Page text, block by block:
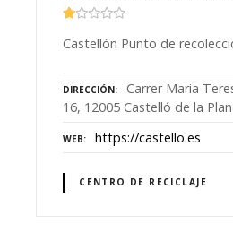
Castellón Punto de
DIRECCIÓN
Carrer Maria
16, 12005 Castelló de la
WEB https://castello.es
CENTRO DE RECICLAJE